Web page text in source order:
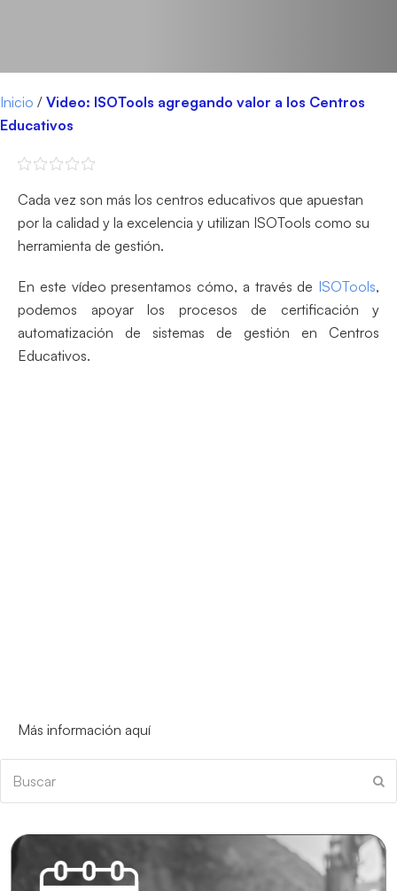
Inicio / Video: ISOTools agregando valor a los Centros
Educativos
Cada vez son más los centros educativos que apuestan
por la calidad y la excelencia y utilizan ISOTools como su
herramienta de gestión.
En este vídeo presentamos cómo, a través de ISOTools,
podemos apoyar los procesos de certificación y
automatización de sistemas de gestión en Centros
Educativos.
Más información aquí